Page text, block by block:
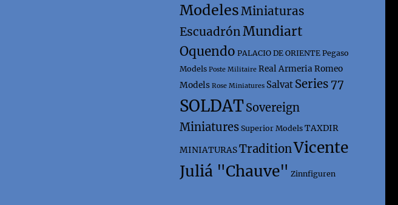
Modeles Miniaturas
Escuadrón Mundiart
Oquendo PALACIO DE ORIENTE Pegaso
Models Poste Militaire Real ArmeriaRomeo
Models Rose Miniatures Salvat Series 77
SOLDATSovereign
Miniatures Superior Models TAXDIR
MINIATURASTraditionVicente
Juliá "Chauve" Zinnfiguren